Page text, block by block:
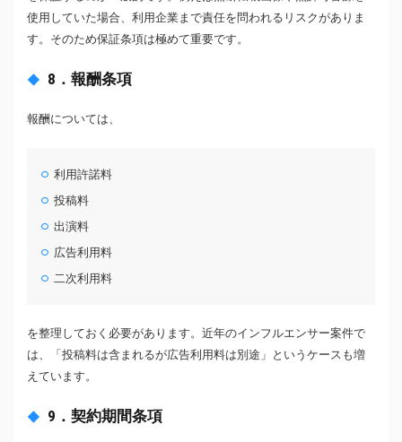
使用していた場合、利用企業まで責任を問われるリスクがありま
す。そのため保証条項は極めて重要です。
8．報酬条項
報酬については、
利用許諾料
投稿料
出演料
広告利用料
二次利用料
を整理しておく必要があります。近年のインフルエンサー案件で
は、「投稿料は含まれるが広告利用料は別途」というケースも増
えています。
9．契約期間条項